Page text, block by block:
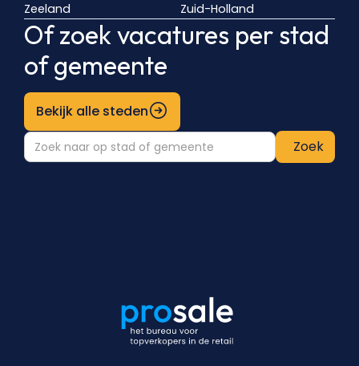
Zeeland
Zuid-Holland
Of zoek vacatures per stad
of gemeente
Bekijk alle steden